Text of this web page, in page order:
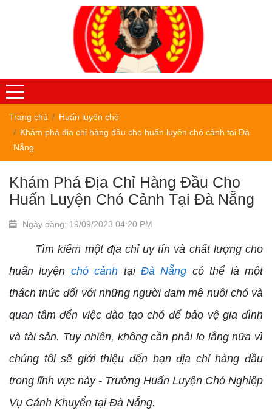
Trang chủ
Huấn luyện chó
Khám phá địa chỉ hàng đầu cho huấn luyện chó cảnh tại Đà
Nẵng
Khám Phá Địa Chỉ Hàng Đầu Cho
Huấn Luyện Chó Cảnh Tại Đà Nẵng
Ngày đăng: 19/09/2023 04:20 PM
Tìm kiếm một địa chỉ uy tín và chất lượng cho
huấn luyện chó cảnh tạiĐà Nẵng có thể là một
thách thức đối với những người đam mê nuôi chó và
quan tâm đến việc đào tạo chó để bảo vệ gia đình
và tài sản. Tuy nhiên, không cần phải lo lắng nữa vì
chúng tôi sẽ giới thiệu đến bạn địa chỉ hàng đầu
trong lĩnh vực này - Trường Huấn Luyện Chó Nghiệp
Vụ Cảnh Khuyển tại Đà Nẵng.